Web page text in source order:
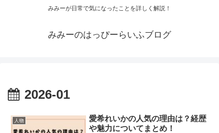
みみーが日常で気になったことを詳しく解説！
みみーのはっぴーらいふブログ
2026-01
人物
愛希れいかの人気の理由は？経歴
や魅力についてまとめ！